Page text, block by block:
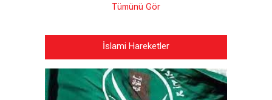
Tümünü Gör
İslami Hareketler